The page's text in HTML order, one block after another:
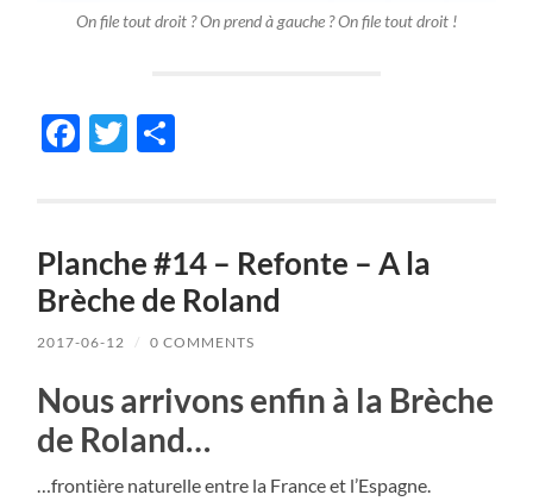
On file tout droit ? On prend à gauche ? On file tout droit !
Facebook
Twitter
Planche #14 – Refonte – A la
Brèche de Roland
2017-06-12 / 0 COMMENTS
Nous arrivons enfin à la Brèche
de Roland…
…frontière naturelle entre la France et l’Espagne.